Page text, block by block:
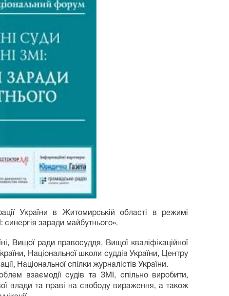
України в Житомирській області в режимі
заради майбутнього».
Вищої ради правосуддя, Вищої кваліфікаційної
Національної школи суддів України, Центру
Національної спілки журналістів України.
взаємодії судів та ЗМІ, спільно виробити,
влади та праві на свободу вираження, а також